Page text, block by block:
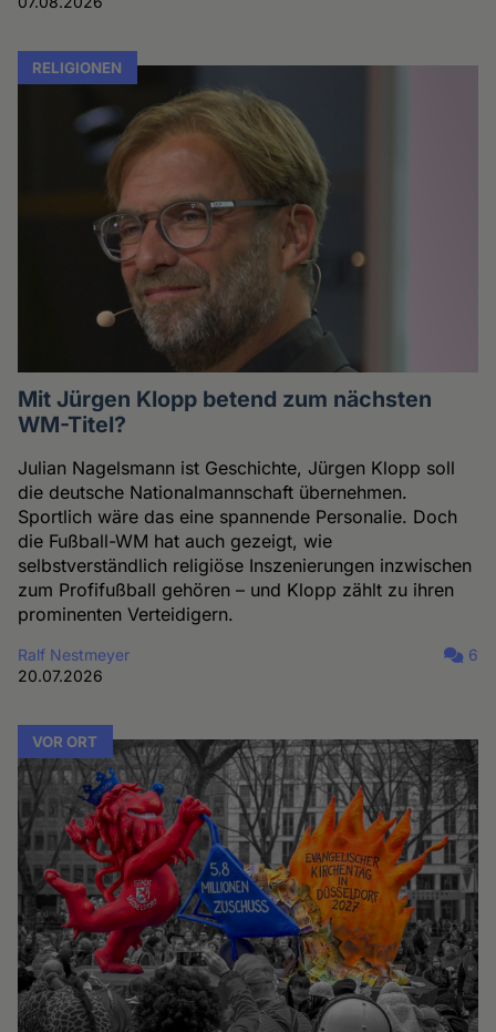
RELIGIONEN
Mit Jürgen Klopp betend zum nächsten
WM-Titel?
Julian Nagelsmann ist Geschichte, Jürgen Klopp soll
die deutsche Nationalmannschaft übernehmen.
Sportlich wäre das eine spannende Personalie. Doch
die Fußball-WM hat auch gezeigt, wie
selbstverständlich religiöse Inszenierungen inzwischen
zum Profifußball gehören – und Klopp zählt zu ihren
prominenten Verteidigern.
Ralf Nestmeyer
20.07.2026
6
VOR ORT